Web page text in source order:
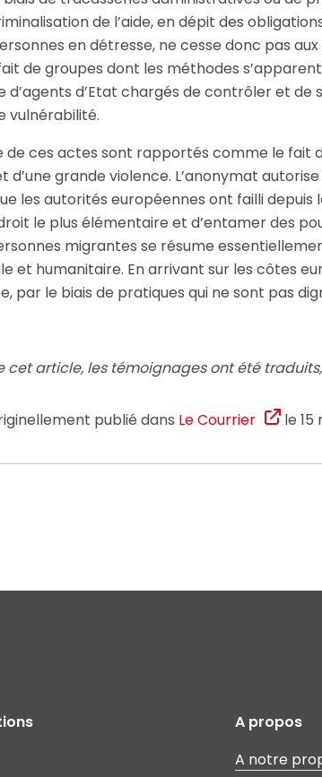
de l’aide, en dépit des
en détresse, ne cesse donc pas
de groupes dont les méthodes
d’agents d’Etat chargés de contrôler et de
­vulnérabilité.
de ces actes sont rapportés comme le fait
grande violence. L’anonymat
les autorités européennes ont failli depuis
le plus élémentaire et d’entamer des
migrantes se résume
et humanitaire. En arrivant sur les côtes
par le biais de pratiques qui ne sont pas
cet article, les témoignages ont été
publié dans Le Courrier le 15
A propos
A notre